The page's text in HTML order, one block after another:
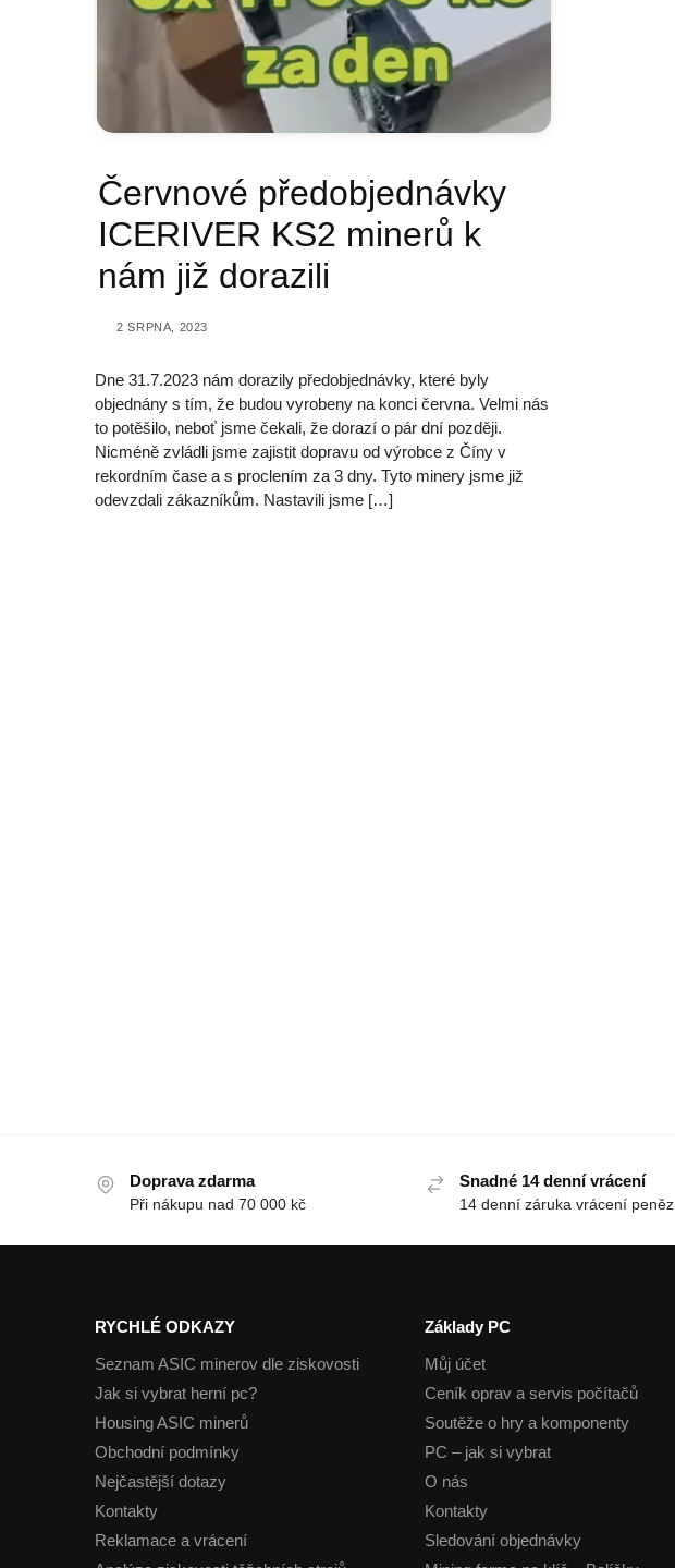
Červnové předobjednávky
ICERIVER KS2 minerů k
nám již dorazili
2 SRPNA, 2023
Dne 31.7.2023 nám dorazily předobjednávky, které byly
objednány s tím, že budou vyrobeny na konci června. Velmi nás
to potěšilo, neboť jsme čekali, že dorazí o pár dní později.
Nicméně zvládli jsme zajistit dopravu od výrobce z Číny v
rekordním čase a s proclením za 3 dny. Tyto minery jsme již
odevzdali zákazníkům. Nastavili jsme […]
Doprava zdarma
Při nákupu nad 70 000 kč
Snadné 14 denní vrácení
14 denní záruka vrácení peněz
RYCHLÉ ODKAZY
Seznam ASIC minerov dle ziskovosti
Jak si vybrat herní pc?
Housing ASIC minerů
Obchodní podmínky
Nejčastější dotazy
Kontakty
Reklamace a vrácení
Základy PC
Můj účet
Ceník oprav a servis počítačů
Soutěže o hry a komponenty
PC – jak si vybrat
O nás
Kontakty
Sledování objednávky